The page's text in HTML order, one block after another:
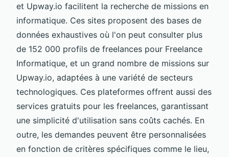
et Upway.io facilitent la recherche de missions en
informatique. Ces sites proposent des bases de
données exhaustives où l'on peut consulter plus
de 152 000 profils de freelances pour Freelance
Informatique, et un grand nombre de missions sur
Upway.io, adaptées à une variété de secteurs
technologiques. Ces plateformes offrent aussi des
services gratuits pour les freelances, garantissant
une simplicité d'utilisation sans coûts cachés. En
outre, les demandes peuvent être personnalisées
en fonction de critères spécifiques comme le lieu,